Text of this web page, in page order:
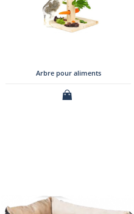
Arbre pour aliments